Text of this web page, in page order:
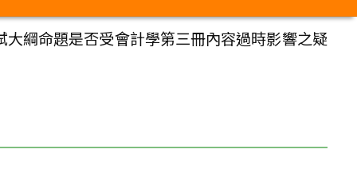
綱命題是否受會計學第三冊內容過時影響之疑